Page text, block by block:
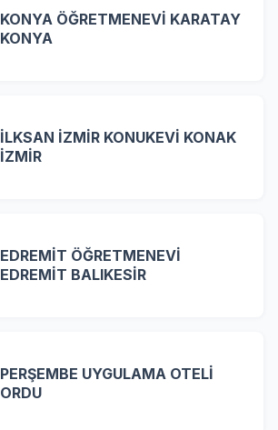
KONYA ÖĞRETMENEVİ KARATAY
KONYA
İLKSAN İZMİR KONUKEVİ KONAK
İZMİR
EDREMİT ÖĞRETMENEVİ
EDREMİT BALIKESİR
PERŞEMBE UYGULAMA OTELİ
ORDU